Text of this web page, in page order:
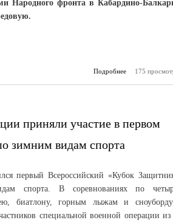
Народного фронта в Кабардино-
Подробнее
о
175
приняли участие в первом
зимним видам спорта
первый Всероссийский «Кубок
спорта. В соревнованиях по
биатлону, горным лыжам и
специальной военной операции